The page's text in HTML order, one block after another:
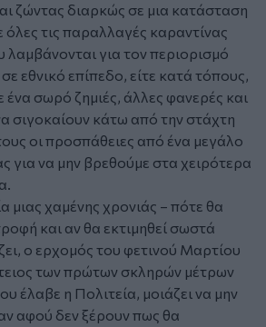
ζώντας διαρκώς σε μια κατάσταση
όλες τις παραλλαγές καραντίνας
λαμβάνονται για τον περιορισμό
σε εθνικό επίπεδο, είτε κατά τόπους,
ένα σωρό ζημιές, άλλες φανερές και
σιγοκαίουν κάτω από την στάχτη
οι προσπάθειες από ένα μεγάλο
για να μην βρεθούμε στα χειρότερα
μιας χαμένης χρονιάς – πότε θα
και αν θα εκτιμηθεί σωστά
ο ερχομός του φετινού Μαρτίου
των πρώτων σκληρών μέτρων
έλαβε η Πολιτεία, μοιάζει να μην
αφού δεν ξέρουν πως θα